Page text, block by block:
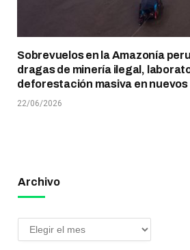
Sobrevuelos en la Amazonía
dragas de minería ilegal,
deforestación masiva en
22/06/2026
Archivo